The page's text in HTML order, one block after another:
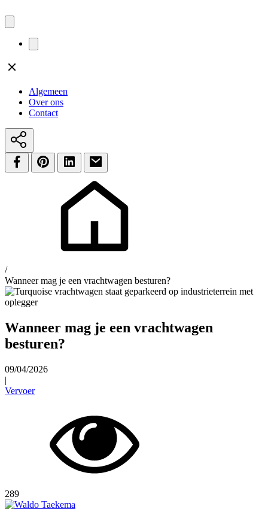
Algemeen
Over ons
Contact
/
Wanneer mag je een vrachtwagen besturen?
Wanneer mag je een vrachtwagen
besturen?
09/04/2026
|
Vervoer
289